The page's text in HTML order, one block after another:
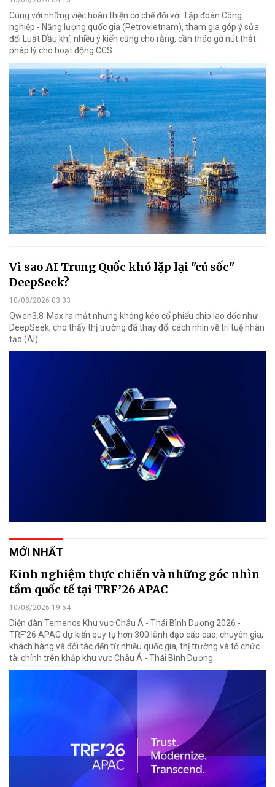
Cùng với những việc hoàn thiện cơ chế đối với Tập đoàn Công
nghiệp - Năng lượng quốc gia (Petrovietnam), tham gia góp ý sửa
đổi Luật Dầu khí, nhiều ý kiến cũng cho rằng, cần tháo gỡ nút thắt
pháp lý cho hoạt động CCS.
Vì sao AI Trung Quốc khó lặp lại "cú sốc"
DeepSeek?
10/08/2026 03:33
Qwen3.8-Max ra mắt nhưng không kéo cổ phiếu chip lao dốc như
DeepSeek, cho thấy thị trường đã thay đổi cách nhìn về trí tuệ nhân
tạo (AI).
MỚI NHẤT
Kinh nghiệm thực chiến và những góc nhìn
tầm quốc tế tại TRF’26 APAC
10/08/2026 19:54
Diễn đàn Temenos Khu vực Châu Á - Thái Bình Dương 2026 -
TRF’26 APAC dự kiến quy tụ hơn 300 lãnh đạo cấp cao, chuyên gia,
khách hàng và đối tác đến từ nhiều quốc gia, thị trường và tổ chức
tài chính trên khắp khu vực Châu Á - Thái Bình Dương.